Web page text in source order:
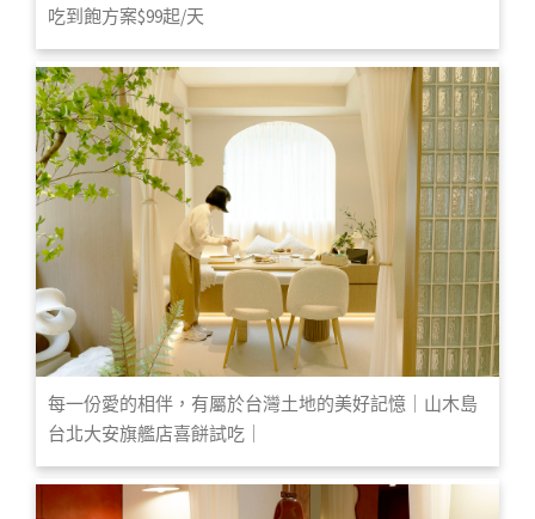
吃到飽方案$99起/天
每一份愛的相伴，有屬於台灣土地的美好記憶｜山木島
台北大安旗艦店喜餅試吃｜